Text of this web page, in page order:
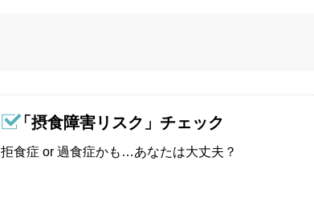
「摂食障害リスク」チェック
拒食症 or 過食症かも…あなたは大丈夫？